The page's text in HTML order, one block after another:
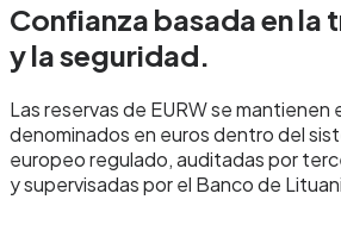
Confianza basada en la
y laseguridad.
Las reservas de EURW se mantienen
denominados en euros dentro del
europeo regulado, auditadas por
y supervisadas por el Banco de